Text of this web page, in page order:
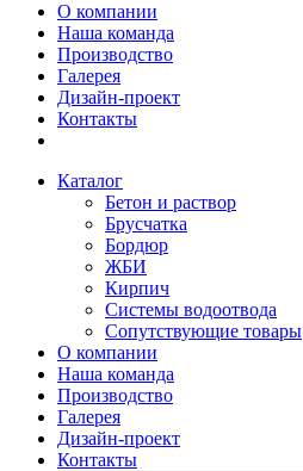
О компании
Наша команда
Производство
Галерея
Дизайн-проект
Контакты
Каталог
Бетон и раствор
Брусчатка
Бордюр
ЖБИ
Кирпич
Системы водоотвода
Сопутствующие товары
О компании
Наша команда
Производство
Галерея
Дизайн-проект
Контакты